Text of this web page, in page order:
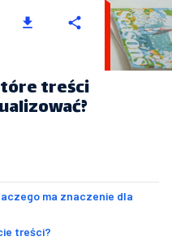
treści
ma znaczenie dla
treści?